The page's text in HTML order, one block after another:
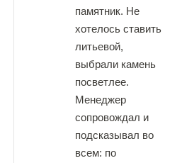
памятник. Не
хотелось ставить
литьевой,
выбрали камень
посветлее.
Менеджер
сопровождал и
подсказывал во
всем: по